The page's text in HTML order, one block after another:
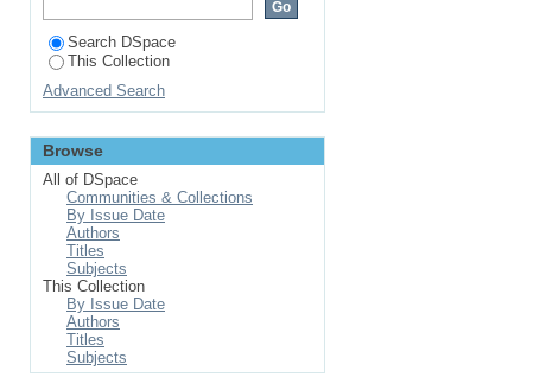
Search DSpace
This Collection
Advanced Search
Browse
All of DSpace
Communities & Collections
By Issue Date
Authors
Titles
Subjects
This Collection
By Issue Date
Authors
Titles
Subjects